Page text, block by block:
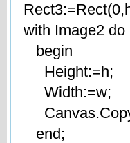
with Image2 do
begin
Height:=h;
Width:=w;
end;